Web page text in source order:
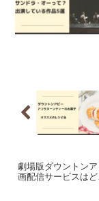
劇場版ダウントン
画配信サービスはど